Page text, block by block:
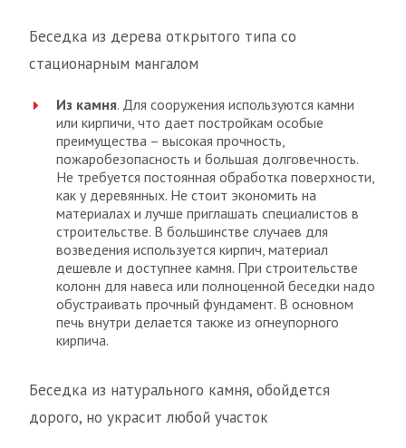
Беседка из дерева открытого типа со
стационарным мангалом
Из камня. Для сооружения используются камни
или кирпичи, что дает постройкам особые
преимущества – высокая прочность,
пожаробезопасность и большая долговечность.
Не требуется постоянная обработка поверхности,
как у деревянных. Не стоит экономить на
материалах и лучше приглашать специалистов в
строительстве. В большинстве случаев для
возведения используется кирпич, материал
дешевле и доступнее камня. При строительстве
колонн для навеса или полноценной беседки надо
обустраивать прочный фундамент. В основном
печь внутри делается также из огнеупорного
кирпича.
Беседка из натурального камня, обойдется
дорого, но украсит любой участок